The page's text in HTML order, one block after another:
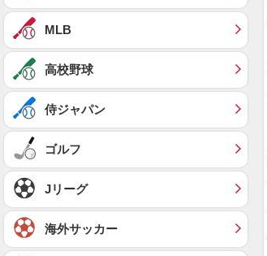
MLB
高校野球
侍ジャパン
ゴルフ
Jリーグ
海外サッカー